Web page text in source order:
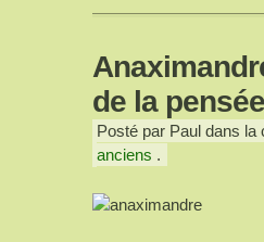
de la
Posté par Paul dans la
anciens .